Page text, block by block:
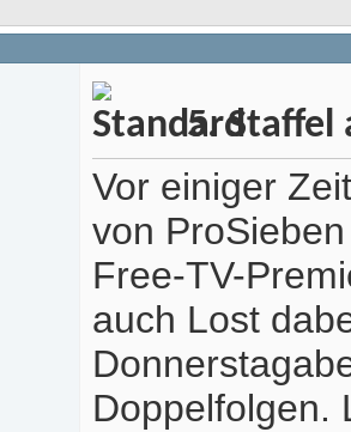
5. Staffel
Vor einiger
von
Free-TV-
auch Lost
Doppelfolgen.